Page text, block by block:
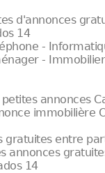
d'annonces
14
-
-
annonces
immobilière
gratuites entre
annonces
14